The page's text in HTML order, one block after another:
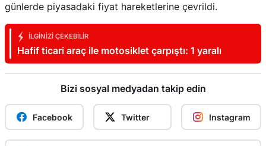
günlerde piyasadaki fiyat hareketlerine çevrildi.
İLGINIZI ÇEKEBILIR
Hafif ticari araç ile motosiklet çarpıştı: 1 yaralı
Bizi sosyal medyadan takip edin
Facebook Twitter Instagram